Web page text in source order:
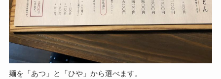
麺を「あつ」と「ひや」から選べます。